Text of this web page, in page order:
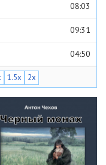
08:03
09:31
04:50
06:16
09:13
1.5x 2x